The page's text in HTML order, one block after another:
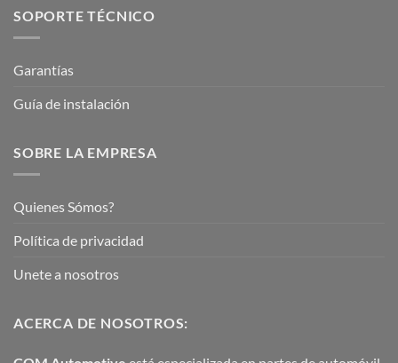
SOPORTE TÉCNICO
Garantías
Guía de instalación
SOBRE LA EMPRESA
Quienes Sómos?
Política de privacidad
Unete a nosotros
ACERCA DE NOSOTROS: